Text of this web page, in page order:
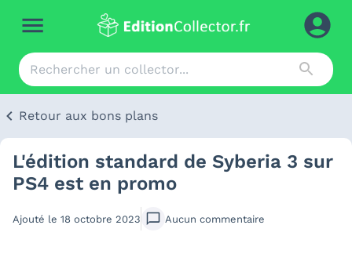
Retour aux bons plans
L'édition standard de Syberia 3 sur
PS4 est en promo
Ajouté le 18 octobre 2023 Aucun commentaire